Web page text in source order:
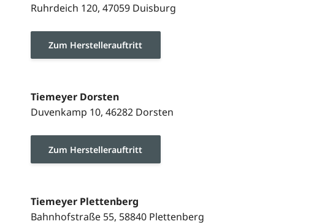
Ruhrdeich 120, 47059 Duisburg
Zum Herstellerauftritt
Tiemeyer Dorsten
Duvenkamp 10, 46282 Dorsten
Zum Herstellerauftritt
Tiemeyer Plettenberg
Bahnhofstraße 55, 58840 Plettenberg